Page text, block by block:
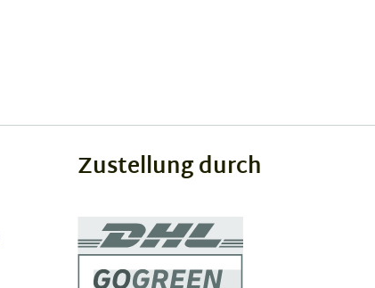
Zustellung durch